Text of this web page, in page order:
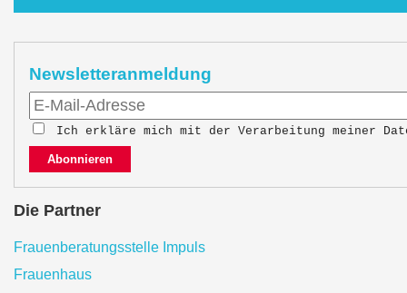
Newsletteranmeldung
Ich erkläre mich mit der Verarbeitung meiner
Abonnieren
Die Partner
Frauenberatungsstelle Impuls
Frauenhaus